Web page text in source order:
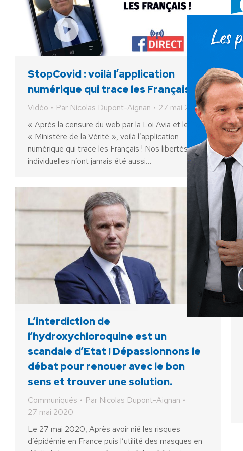
StopCovid : voilà l’application
numérique qui trace les Français !
Vidéo Par Nicolas Dupont-Aignan
27 mai 2020
« Après la censure du web par la Loi Avia et le
« Ministère de la Vérité », voilà l’application
numérique qui trace les Français ! Nos libertés
individuelles n’ont jamais été aussi…
L’interdiction de
l’hydroxychloroquine est un
scandale d’Etat ! Dépassionnons le
débat pour renouer avec le bon
sens et trouver une solution.
Communiqués Par Nicolas Dupont-Aignan
27 mai 2020
Le 27 mai 2020, Après avoir nié les risques
d’épidémie en France puis l’utilité des masques en